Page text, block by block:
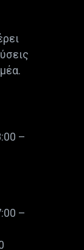
–
–